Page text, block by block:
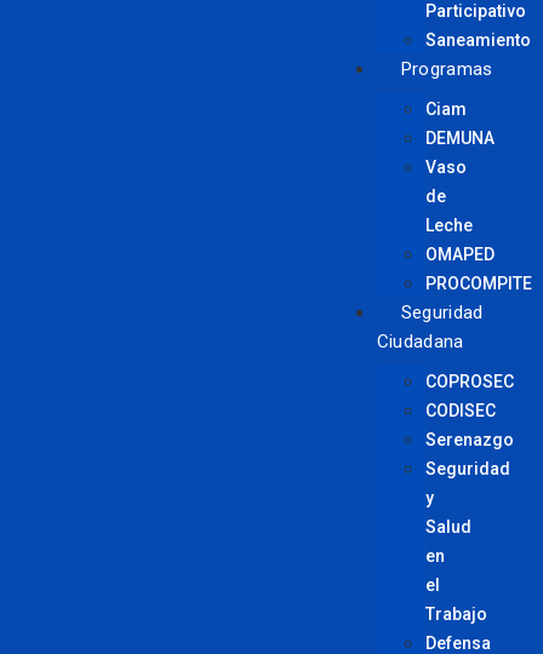
Participativo
Saneamiento
Programas
Ciam
DEMUNA
Vaso
de
Leche
OMAPED
PROCOMPITE
Seguridad
Ciudadana
COPROSEC
CODISEC
Serenazgo
Seguridad
y
Salud
en
el
Trabajo
Defensa